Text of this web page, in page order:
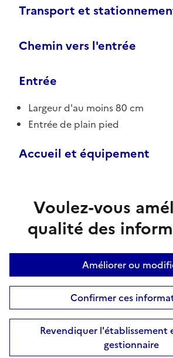
Transport et
Chemin vers l'entrée
Entrée
Largeur d'au moins 80 cm
Entrée de plain pied
Accueil et équipement
Voulez-vous
qualité des
Améliorer ou
Confirmer ces
Revendiquer l'établissement
gestionnaire